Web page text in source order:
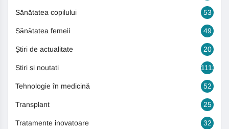
Sănătatea copilului 53
Sănătatea femeii 49
Știri de actualitate 20
Stiri si noutati 1113
Tehnologie în medicină 52
Transplant 25
Tratamente inovatoare 32